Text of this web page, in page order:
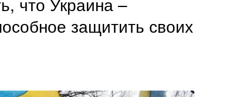
защитить своих